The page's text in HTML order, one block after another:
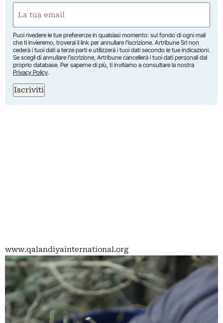
First
(Required)
Puoi rivedere le tue preferenze in qualsiasi momento: sul fondo di ogni mail
che ti invieremo, troverai il link per annullare l’iscrizione. Artribune Srl non
cederà i tuoi dati a terze parti e utilizzerà i tuoi dati secondo le tue indicazioni.
Se scegli di annullare l’iscrizione, Artribune cancellerà i tuoi dati personali dal
proprio database. Per saperne di più, ti invitiamo a consultare la nostra
Privacy Policy.
Iscriviti
www.qalandiyainternational.org